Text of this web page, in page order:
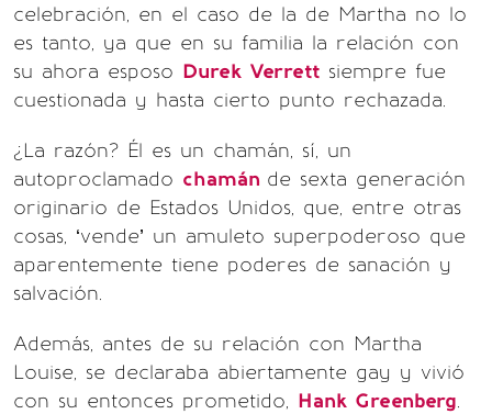
celebración, en el caso de la de Martha no lo
es tanto, ya que en su familia la relación con
su ahora esposo Durek Verrett siempre fue
cuestionada y hasta cierto punto rechazada.
¿La razón? Él es un chamán, sí, un
autoproclamado chamán de sexta generación
originario de Estados Unidos, que, entre otras
cosas, ‘vende’ un amuleto superpoderoso que
aparentemente tiene poderes de sanación y
salvación.
Además, antes de su relación con Martha
Louise, se declaraba abiertamente gay y vivió
con su entonces prometido, Hank Greenberg.